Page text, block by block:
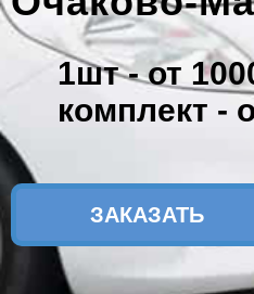
1шт -от
комплект -
ЗАКАЗАТЬ